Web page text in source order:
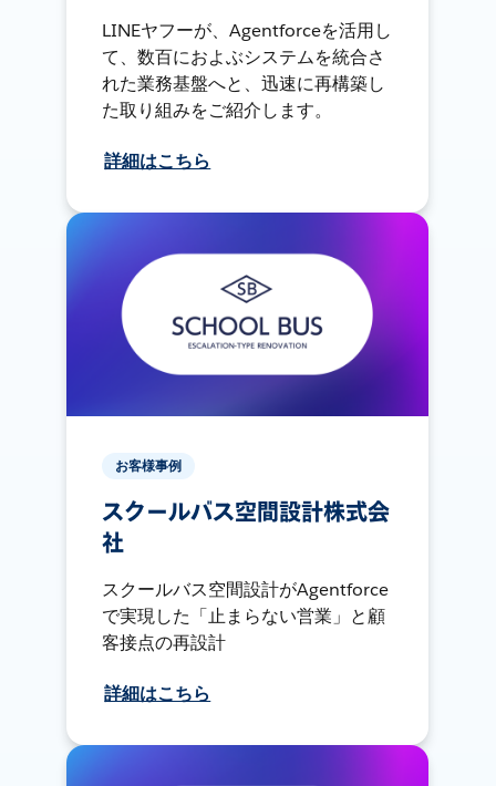
LINEヤフーが、Agentforceを活用し
て、数百におよぶシステムを統合さ
れた業務基盤へと、迅速に再構築し
た取り組みをご紹介します。
詳細はこちら
お客様事例
スクールバス空間設計株式会
社
スクールバス空間設計がAgentforce
で実現した「止まらない営業」と顧
客接点の再設計
詳細はこちら